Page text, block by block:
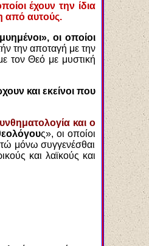
έχουν την ίδια
από αυτούς.
οι οποίοι
την αποταγή με την
τον Θεό με μυστική
και εκείνοι που
και ο
ς», οι οποίοι
μόνω συγγενέσθαι
και λαϊκούς και